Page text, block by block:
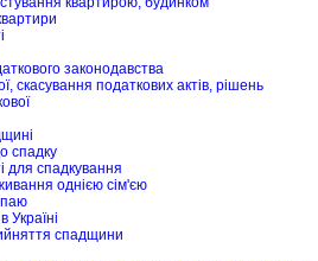
законодавства
скасування податкових актів, рішень
спадку
для спадкування
однією сім'єю
паю
Україні
спадщини